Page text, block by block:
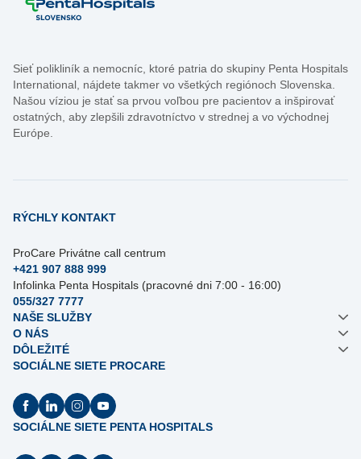
Sieť polikliník a nemocníc, ktoré patria do skupiny Penta Hospitals
International, nájdete takmer vo všetkých regiónoch Slovenska.
Našou víziou je stať sa prvou voľbou pre pacientov a inšpirovať
ostatných, aby zlepšili zdravotníctvo v strednej a vo východnej
Európe.
RÝCHLY KONTAKT
ProCare Privátne call centrum
+421 907 888 999
Infolinka Penta Hospitals (pracovné dni 7:00 - 16:00)
055/327 7777
NAŠE SLUŽBY
O NÁS
DÔLEŽITÉ
SOCIÁLNE SIETE PROCARE
SOCIÁLNE SIETE PENTA HOSPITALS